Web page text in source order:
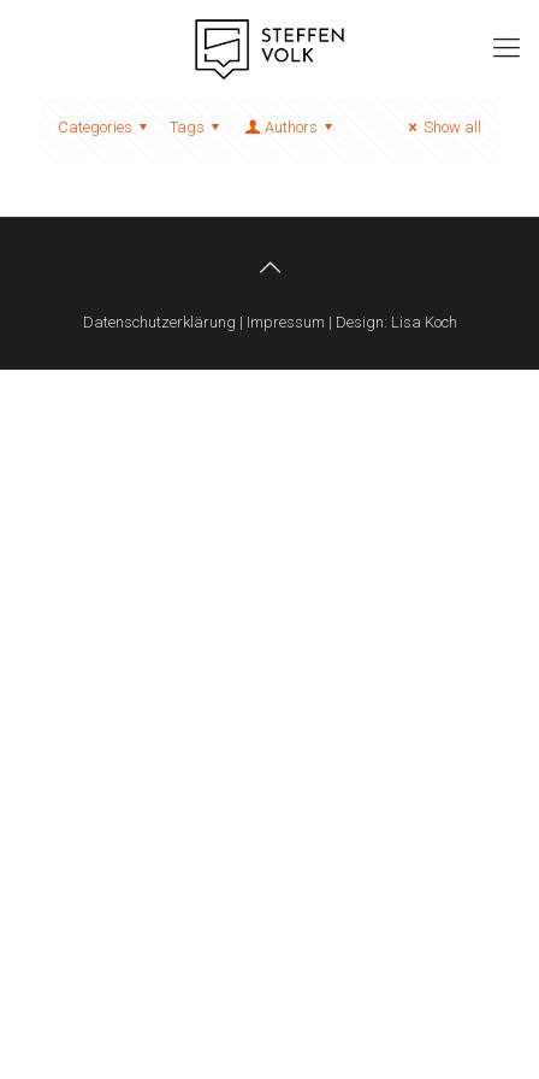
Categories Tags Authors Show all
Datenschutzerklärung | Impressum | Design: Lisa Koch